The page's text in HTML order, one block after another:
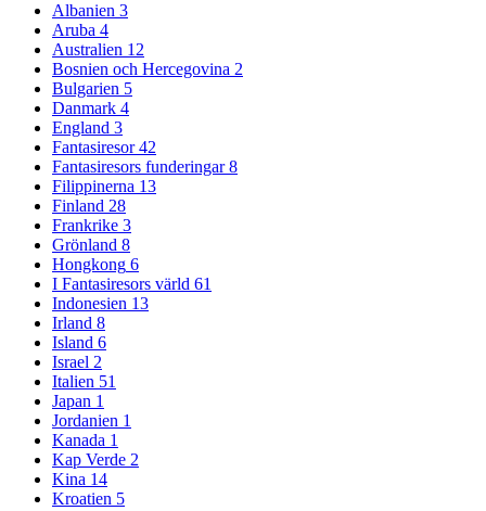
Albanien 3
Aruba 4
Australien 12
Bosnien och Hercegovina 2
Bulgarien 5
Danmark 4
England 3
Fantasiresor 42
Fantasiresors funderingar 8
Filippinerna 13
Finland 28
Frankrike 3
Grönland 8
Hongkong 6
I Fantasiresors värld 61
Indonesien 13
Irland 8
Island 6
Israel 2
Italien 51
Japan 1
Jordanien 1
Kanada 1
Kap Verde 2
Kina 14
Kroatien 5